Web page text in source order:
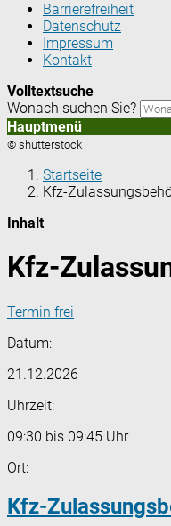
Barrierefreiheit
Datenschutz
Impressum
Kontakt
Volltextsuche
Wonach suchen Sie?
Hauptmenü
© shutterstock
Startseite
Kfz-
Inhalt
Kfz-
Termin frei
Datum:
21.12.2026
Uhrzeit:
09:30 bis 09:45 Uhr
Ort:
Kfz-